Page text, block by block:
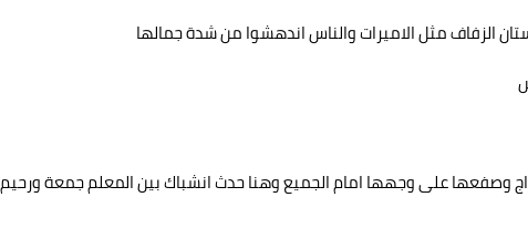
الزفاف مثل الاميرات والناس اندهشوا من شدة جمالها
وصفعها على وجهها امام الجميع وهنا حدث انشباك بين المعلم جمعة ورحيم